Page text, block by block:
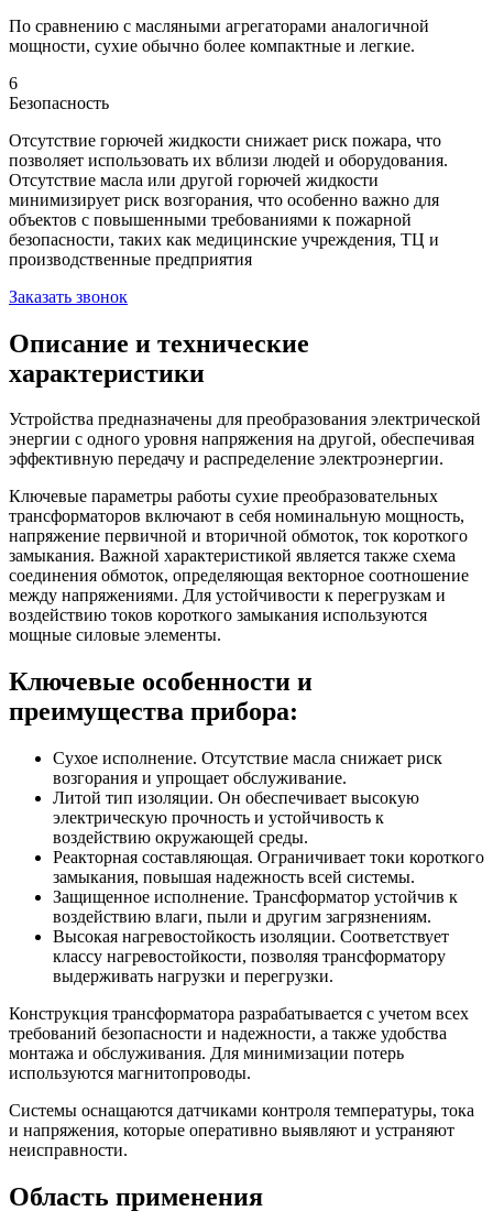
По сравнению с масляными агрегаторами аналогичной
мощности, сухие обычно более компактные и легкие.
6
Безопасность
Отсутствие горючей жидкости снижает риск пожара, что
позволяет использовать их вблизи людей и оборудования.
Отсутствие масла или другой горючей жидкости
минимизирует риск возгорания, что особенно важно для
объектов с повышенными требованиями к пожарной
безопасности, таких как медицинские учреждения, ТЦ и
производственные предприятия
Заказать звонок
Описание и технические
характеристики
Устройства предназначены для преобразования электрической
энергии с одного уровня напряжения на другой, обеспечивая
эффективную передачу и распределение электроэнергии.
Ключевые параметры работы сухие преобразовательных
трансформаторов включают в себя номинальную мощность,
напряжение первичной и вторичной обмоток, ток короткого
замыкания. Важной характеристикой является также схема
соединения обмоток, определяющая векторное соотношение
между напряжениями. Для устойчивости к перегрузкам и
воздействию токов короткого замыкания используются
мощные силовые элементы.
Ключевые особенности и
преимущества прибора:
Сухое исполнение. Отсутствие масла снижает риск
возгорания и упрощает обслуживание.
Литой тип изоляции. Он обеспечивает высокую
электрическую прочность и устойчивость к
воздействию окружающей среды.
Реакторная составляющая. Ограничивает токи короткого
замыкания, повышая надежность всей системы.
Защищенное исполнение. Трансформатор устойчив к
воздействию влаги, пыли и другим загрязнениям.
Высокая нагревостойкость изоляции. Соответствует
классу нагревостойкости, позволяя трансформатору
выдерживать нагрузки и перегрузки.
Конструкция трансформатора разрабатывается с учетом всех
требований безопасности и надежности, а также удобства
монтажа и обслуживания. Для минимизации потерь
используются магнитопроводы.
Системы оснащаются датчиками контроля температуры, тока
и напряжения, которые оперативно выявляют и устраняют
неисправности.
Область применения